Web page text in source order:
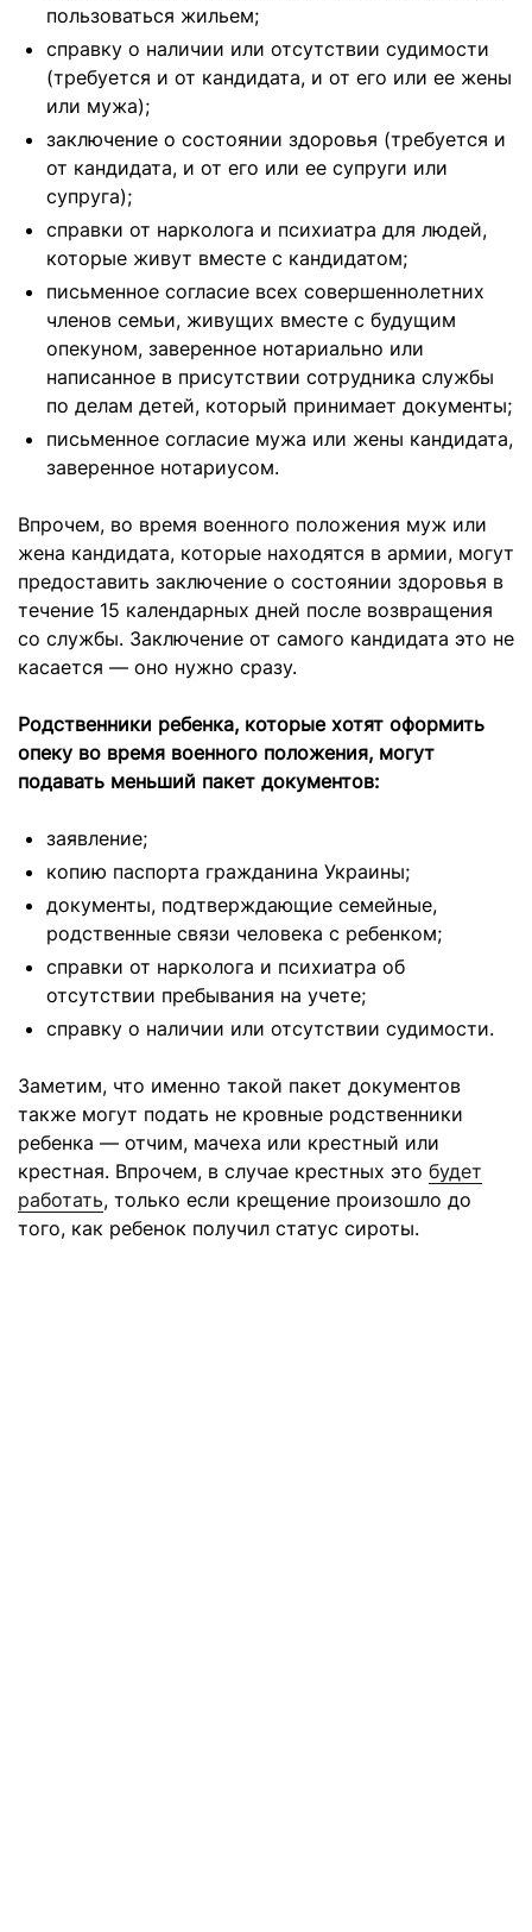
пользоваться жильем;
справку о наличии или отсутствии судимости
(требуется и от кандидата, и от его или ее жены
или мужа);
заключение о состоянии здоровья (требуется и
от кандидата, и от его или ее супруги или
супруга);
справки от нарколога и психиатра для людей,
которые живут вместе с кандидатом;
письменное согласие всех совершеннолетних
членов семьи, живущих вместе с будущим
опекуном, заверенное нотариально или
написанное в присутствии сотрудника службы
по делам детей, который принимает документы;
письменное согласие мужа или жены кандидата,
заверенное нотариусом.
Впрочем, во время военного положения муж или
жена кандидата, которые находятся в армии, могут
предоставить заключение о состоянии здоровья в
течение 15 календарных дней после возвращения
со службы. Заключение от самого кандидата это не
касается — оно нужно сразу.
Родственники ребенка, которые хотят оформить
опеку во время военного положения, могут
подавать меньший пакет документов:
заявление;
копию паспорта гражданина Украины;
документы, подтверждающие семейные,
родственные связи человека с ребенком;
справки от нарколога и психиатра об
отсутствии пребывания на учете;
справку о наличии или отсутствии судимости.
Заметим, что именно такой пакет документов
также могут подать не кровные родственники
ребенка — отчим, мачеха или крестный или
крестная. Впрочем, в случае крестных это будет
работать, только если крещение произошло до
того, как ребенок получил статус сироты.